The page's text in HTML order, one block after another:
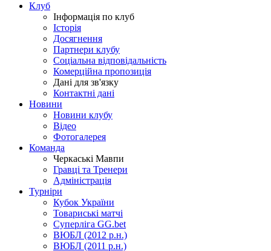
Клуб
Інформація по клуб
Історія
Досягнення
Партнери клубу
Соціальна відповідальність
Комерційна пропозиція
Дані для зв'язку
Контактні дані
Новини
Новини клубу
Відео
Фотогалерея
Команда
Черкаські Мавпи
Гравці та Тренери
Адміністрація
Турніри
Кубок України
Товариські матчі
Суперліга GG.bet
ВЮБЛ (2012 р.н.)
ВЮБЛ (2011 р.н.)